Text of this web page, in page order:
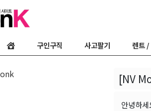
구인구직 사고팔기 렌트
[NV
안녕하세